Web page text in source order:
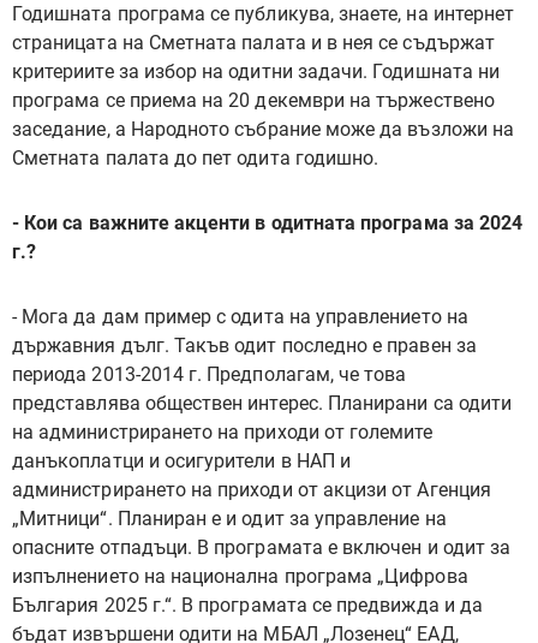
Годишната програма се публикува, знаете, на интернет
страницата на Сметната палата и в нея се съдържат
критериите за избор на одитни задачи. Годишната ни
програма се приема на 20 декември на тържествено
заседание, а Народното събрание може да възложи на
Сметната палата до пет одита годишно.
- Кои са важните акценти в одитната програма за 2024
г.?
- Мога да дам пример с одита на управлението на
държавния дълг. Такъв одит последно е правен за
периода 2013-2014 г. Предполагам, че това
представлява обществен интерес. Планирани са одити
на администрирането на приходи от големите
данъкоплатци и осигурители в НАП и
администрирането на приходи от акцизи от Агенция
„Митници“. Планиран е и одит за управление на
опасните отпадъци. В програмата е включен и одит за
изпълнението на национална програма „Цифрова
България 2025 г.“. В програмата се предвижда и да
бъдат извършени одити на МБАЛ „Лозенец“ ЕАД,